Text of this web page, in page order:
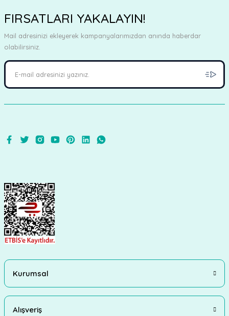
FIRSATLARI YAKALAYIN!
Mail adresinizi ekleyerek kampanyalarımızdan anında haberdar
olabilirsiniz.
Kurumsal
Alışveriş